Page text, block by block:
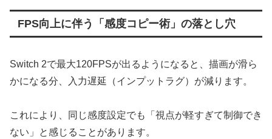
FPS向上に伴う「感度コピー術」の落とし穴
​Switch 2で最大120FPSが出るようになると、描画が滑ら
かになる分、入力遅延（インプットラグ）が減ります。
これにより、同じ感度設定でも「視点が軽すぎて制御でき
ない」と感じることがあります。